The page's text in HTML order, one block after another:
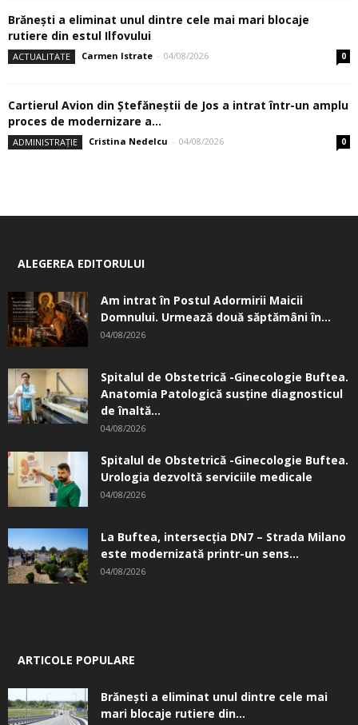
Brănești a eliminat unul dintre cele mai mari blocaje
rutiere din estul Ilfovului
ACTUALITATE Carmen Istrate - 04/08/2026 0
Cartierul Avion din Ştefăneştii de Jos a intrat într-un amplu
proces de modernizare a...
ADMINISTRAȚIE Cristina Nedelcu - 04/08/2026 0
ALEGEREA EDITORULUI
Am intrat în Postul Adormirii Maicii
Domnului. Urmează două săptămâni în...
04/08/2026
Spitalul de Obstetrică -Ginecologie Buftea.
Anatomia Patologică susţine diagnosticul
de înaltă...
04/08/2026
Spitalul de Obstetrică -Ginecologie Buftea.
Urologia dezvoltă serviciile medicale
04/08/2026
La Buftea, intersecţia DN7 – Strada Milano
este modernizată printr-un sens...
04/08/2026
ARTICOLE POPULARE
Brănești a eliminat unul dintre cele mai
mari blocaje rutiere din...